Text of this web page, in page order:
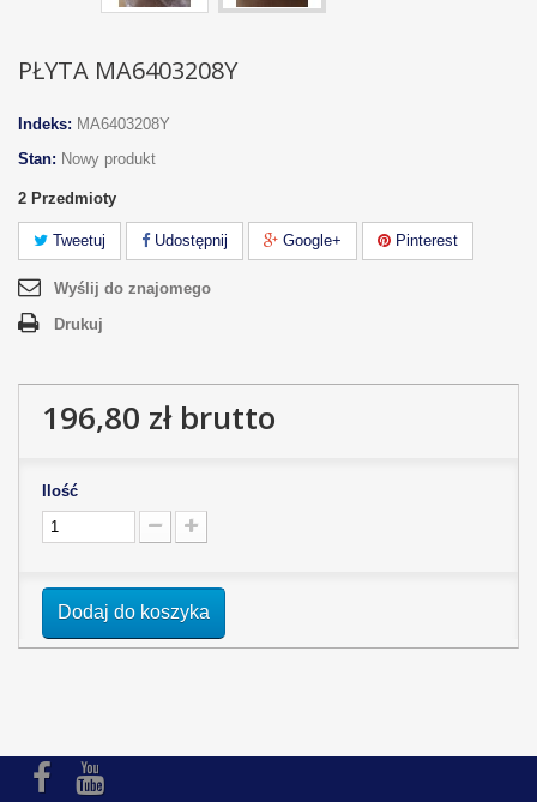
PŁYTA MA6403208Y
Indeks: MA6403208Y
Stan: Nowy produkt
2 Przedmioty
Tweetuj Udostępnij Google+ Pinterest
Wyślij do znajomego
Drukuj
196,80 złbrutto
Ilość
Dodaj do koszyka